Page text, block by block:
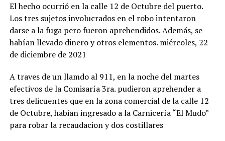
El hecho ocurrió en la calle 12 de Octubre del puerto.
Los tres sujetos involucrados en el robo intentaron
darse a la fuga pero fueron aprehendidos. Además, se
habían llevado dinero y otros elementos. miércoles, 22
de diciembre de 2021
A traves de un llamdo al 911, en la noche del martes
efectivos de la Comisaría 3ra. pudieron aprehender a
tres delicuentes que en la zona comercial de la calle 12
de Octubre, habian ingresado a la Carnicería “El Mudo”
para robar la recaudacion y dos costillares